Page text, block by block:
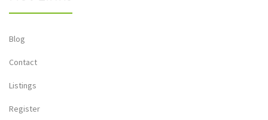
Blog
Contact
Listings
Register